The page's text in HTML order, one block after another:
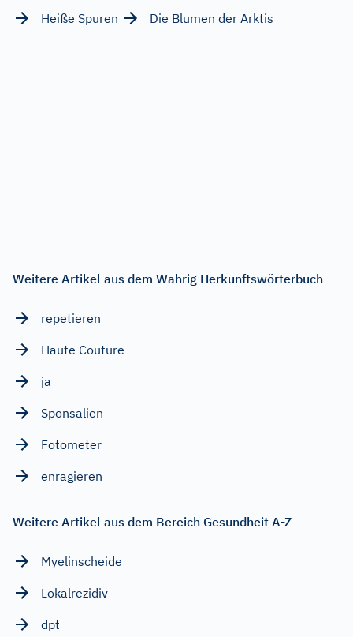
Heiße Spuren
Die Blumen der Arktis
Weitere Artikel aus dem Wahrig Herkunftswörterbuch
repetieren
Haute Couture
ja
Sponsalien
Fotometer
enragieren
Weitere Artikel aus dem Bereich Gesundheit A-Z
Myelinscheide
Lokalrezidiv
dpt